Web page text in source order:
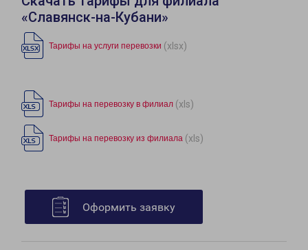
«Славянск-на-Кубани»
Тарифы на услуги перевозки (xlsx)
Тарифы на перевозку в филиал (xls)
Тарифы на перевозку из филиала (xls)
Оформить заявку